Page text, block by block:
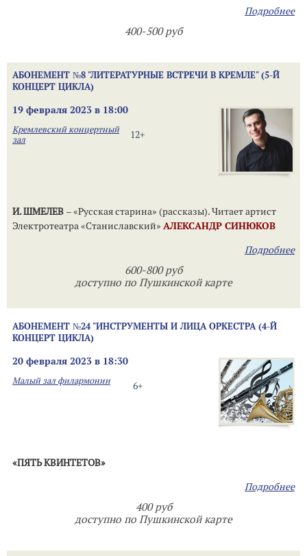
Подробнее
400-500 руб
АБОНЕМЕНТ №8 "ЛИТЕРАТУРНЫЕ ВСТРЕЧИ В КРЕМЛЕ" (5-Й
КОНЦЕРТ ЦИКЛА)
19 февраля 2023 в 18:00
12+
Кремлевский концертный
зал
И. ШМЕЛЕВ – «Русская старина» (рассказы). Читает артист
Электротеатра «Станиславский» АЛЕКСАНДР СИНЮКОВ
Подробнее
600-800 руб
доступно по Пушкинской карте
АБОНЕМЕНТ №24 "ИНСТРУМЕНТЫ И ЛИЦА ОРКЕСТРА (4-Й
КОНЦЕРТ ЦИКЛА)
20 февраля 2023 в 18:30
6+
Малый зал филармонии
«ПЯТЬ КВИНТЕТОВ»
Подробнее
400 руб
доступно по Пушкинской карте